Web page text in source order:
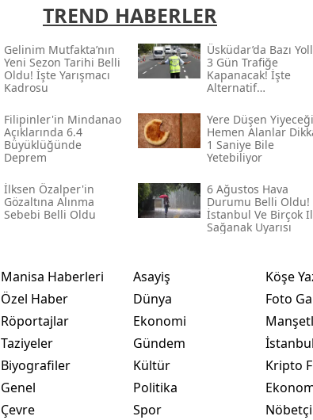
TREND HABERLER
Gelinim Mutfakta’nın
Yeni Sezon Tarihi Belli
Oldu! İşte Yarışmacı
Kadrosu
Üsküdar’da Bazı
3 Gün Trafiğe
Kapanacak! İşte
Alternatif
Filipinler'in Mindanao
Açıklarında 6.4
Büyüklüğünde
Deprem
Yere Düşen Yiyeceği
Hemen Alanlar
1 Saniye Bile
Yetebiliyor
İlksen Özalper'in
Gözaltına Alınma
Sebebi Belli Oldu
6 Ağustos Hava
Durumu Belli Oldu!
İstanbul Ve Birçok
Sağanak Uyarısı
Manisa Haberleri
Özel Haber
Röportajlar
Taziyeler
Biyografiler
Genel
Çevre
Asayiş
Dünya
Ekonomi
Gündem
Kültür
Politika
Spor
Köşe
Foto
Kripto